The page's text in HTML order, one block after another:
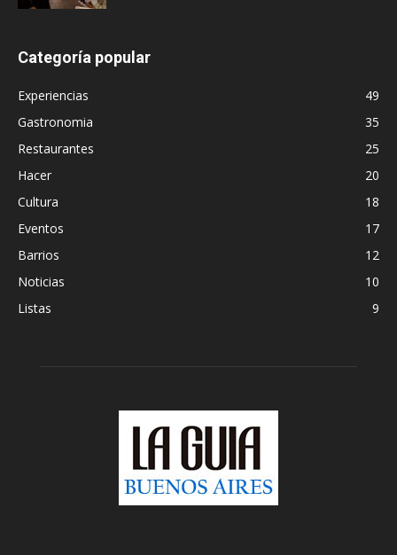
Categoría popular
Experiencias
49
Gastronomia
35
Restaurantes
25
Hacer
20
Cultura
18
Eventos
17
Barrios
12
Noticias
10
Listas
9